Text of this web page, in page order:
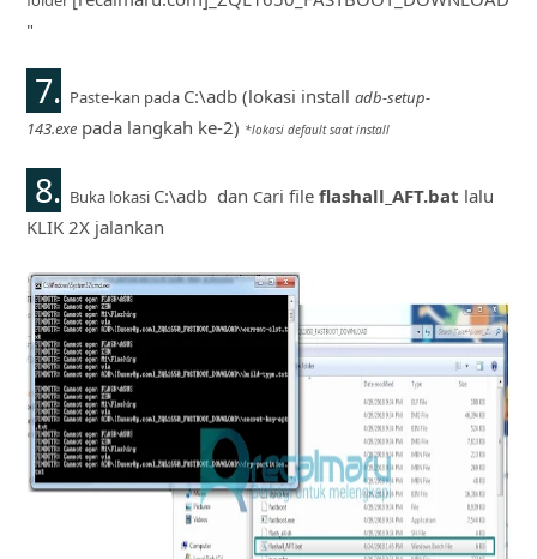
"
7. Paste-kan pada C:\adb (lokasi installadb-setup-
143.exe pada langkah ke-2) *lokasi default saat install
8. Buka lokasi C:\adb danCari fileflashall_AFT.bat lalu
KLIK 2X jalankan